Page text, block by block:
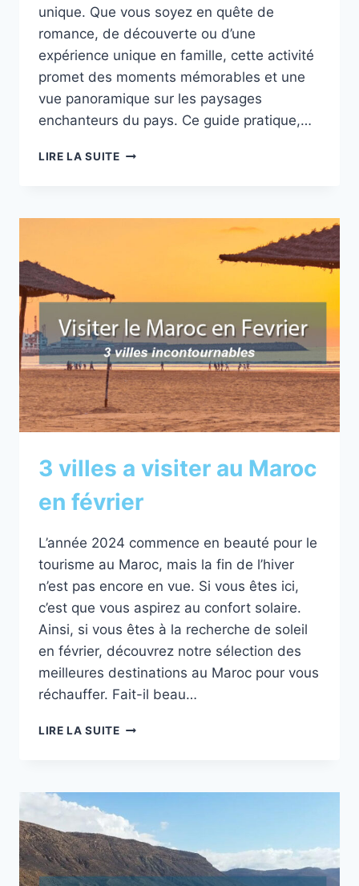
unique. Que vous soyez en quête de
romance, de découverte ou d’une
expérience unique en famille, cette activité
promet des moments mémorables et une
vue panoramique sur les paysages
enchanteurs du pays. Ce guide pratique,…
LIRE LA SUITELE
UN
MARRAKECH,
MAROC
3 villes a visiter au Maroc
en février
L’année 2024 commence en beauté pour le
tourisme au Maroc, mais la fin de l’hiver
n’est pas encore en vue. Si vous êtes ici,
c’est que vous aspirez au confort solaire.
Ainsi, si vous êtes à la recherche de soleil
en février, découvrez notre sélection des
meilleures destinations au Maroc pour vous
réchauffer. Fait-il beau…
LIRE LA SUITE3
AU
EN
FÉVRIER